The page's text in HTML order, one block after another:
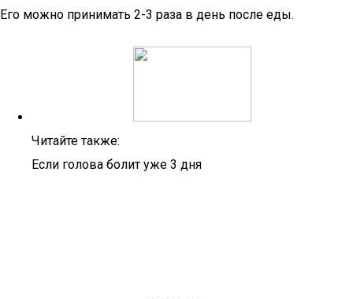
Его можно принимать 2-3 раза в день после еды.
Читайте также:
Если голова болит уже 3 дня